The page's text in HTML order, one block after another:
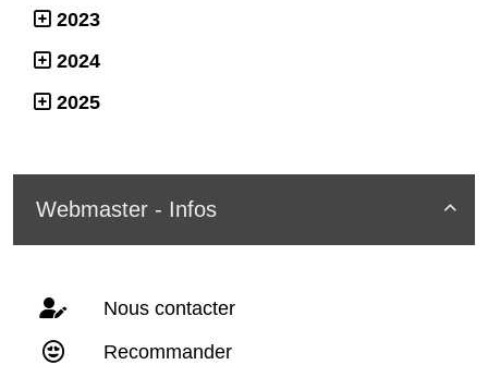
2023
2024
2025

Webmaster - Infos
Nous contacter
Recommander